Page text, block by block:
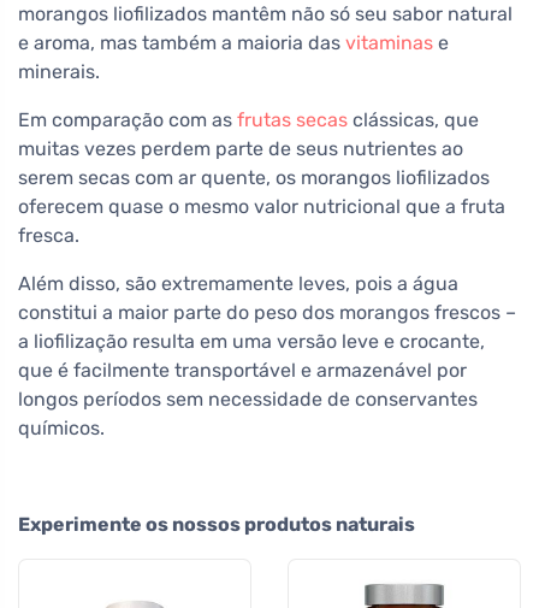
morangos liofilizados mantêm não só seu sabor natural
e aroma, mas também a maioria das vitaminas e
minerais.
Em comparação com as frutas secas clássicas, que
muitas vezes perdem parte de seus nutrientes ao
serem secas com ar quente, os morangos liofilizados
oferecem quase o mesmo valor nutricional que a fruta
fresca.
Além disso, são extremamente leves, pois a água
constitui a maior parte do peso dos morangos frescos –
a liofilização resulta em uma versão leve e crocante,
que é facilmente transportável e armazenável por
longos períodos sem necessidade de conservantes
químicos.
Experimente os nossos produtos naturais